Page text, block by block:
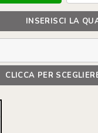
INSERISCI LA
CLICCA PER